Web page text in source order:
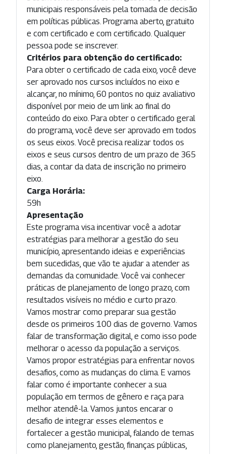
municipais responsáveis pela tomada de decisão
em políticas públicas. Programa aberto, gratuito
e com certificado e com certificado. Qualquer
pessoa pode se inscrever.
Critérios para obtenção do certificado:
Para obter o certificado de cada eixo, você deve
ser aprovado nos cursos incluídos no eixo e
alcançar, no mínimo, 60 pontos no quiz avaliativo
disponível por meio de um link ao final do
conteúdo do eixo. Para obter o certificado geral
do programa, você deve ser aprovado em todos
os seus eixos. Você precisa realizar todos os
eixos e seus cursos dentro de um prazo de 365
dias, a contar da data de inscrição no primeiro
eixo.
Carga Horária:
59h
Apresentação
Este programa visa incentivar você a adotar
estratégias para melhorar a gestão do seu
município, apresentando ideias e experiências
bem sucedidas, que vão te ajudar a atender as
demandas da comunidade. Você vai conhecer
práticas de planejamento de longo prazo, com
resultados visíveis no médio e curto prazo.
Vamos mostrar como preparar sua gestão
desde os primeiros 100 dias de governo. Vamos
falar de transformação digital, e como isso pode
melhorar o acesso da população a serviços.
Vamos propor estratégias para enfrentar novos
desafios, como as mudanças do clima. E vamos
falar como é importante conhecer a sua
população em termos de gênero e raça para
melhor atendê-la. Vamos juntos encarar o
desafio de integrar esses elementos e
fortalecer a gestão municipal, falando de temas
como planejamento, gestão, finanças públicas,